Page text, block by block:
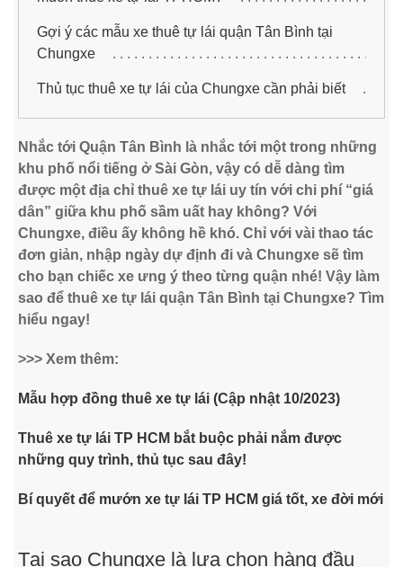
Gợi ý các mẫu xe thuê tự lái quận Tân Bình tại
Chungxe
Thủ tục thuê xe tự lái của Chungxe cần phải biết
Nhắc tới Quận Tân Bình là nhắc tới một trong những
khu phố nổi tiếng ở Sài Gòn, vậy có dễ dàng tìm
được một địa chỉ thuê xe tự lái uy tín với chi phí “giá
dân” giữa khu phố sầm uất hay không? Với
Chungxe, điều ấy không hề khó. Chỉ với vài thao tác
đơn giản, nhập ngày dự định đi và Chungxe sẽ tìm
cho bạn chiếc xe ưng ý theo từng quận nhé! Vậy làm
sao để thuê xe tự lái quận Tân Bình tại Chungxe? Tìm
hiểu ngay!
>>> Xem thêm:
Mẫu hợp đồng thuê xe tự lái (Cập nhật 10/2023)
Thuê xe tự lái TP HCM bắt buộc phải nắm được
những quy trình, thủ tục sau đây!
Bí quyết để mướn xe tự lái TP HCM giá tốt, xe đời mới
Tại sao Chungxe là lựa chọn hàng đầu